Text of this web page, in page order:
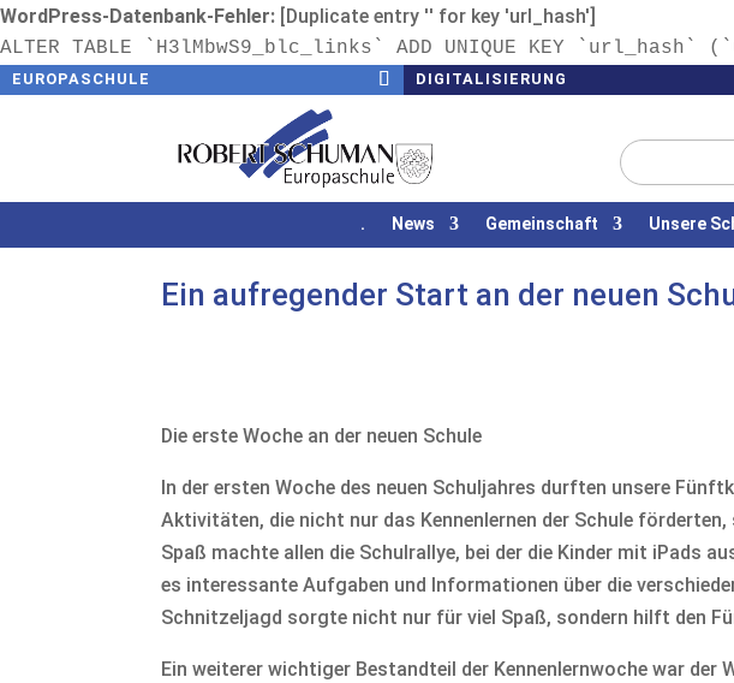
WordPress-Datenbank-Fehler: [Duplicate entry '' for key 'url_hash']
ALTER TABLE `H3lMbwS9_blc_links` ADD UNIQUE KEY `url_hash`
EUROPASCHULE DIGITALISIERUNG
. News Gemeinschaft Unsere
Ein aufregender Start an der neuen
Die erste Woche an der neuen Schule
In der ersten Woche des neuen Schuljahres durften unsere
Aktivitäten, die nicht nur das Kennenlernen der Schule
Spaß machte allen die Schulrallye, bei der die Kinder mit iPads
es interessante Aufgaben und Informationen über die
Schnitzeljagd sorgte nicht nur für viel Spaß, sondern hilft den
Ein weiterer wichtiger Bestandteil der Kennenlernwoche war der